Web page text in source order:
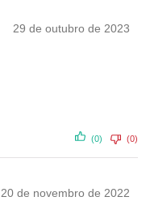
29 de outubro de 2023
(0) (0)
20 de novembro de 2022